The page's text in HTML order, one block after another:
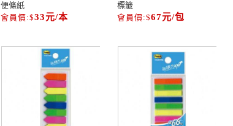
便條紙
33元/本
標籤
67元/包